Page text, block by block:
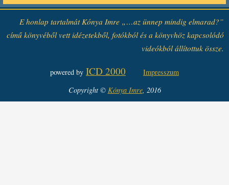
E honlap tartalmát Kónya Imre „…az ünnep mindig elmarad?”
című könyvéből vett idézetekből, fotókból és a könyvhöz kapcsolódó
videókból állítottuk össze.
powered by ICD 2000
Impresszum
Copyright © Kónya Imre, 2016